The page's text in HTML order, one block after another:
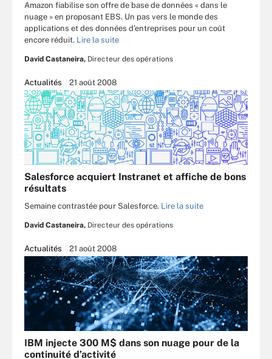
Amazon fiabilise son offre de base de données « dans le
nuage » en proposant EBS. Un pas vers le monde des
applications et des données d’entreprises pour un coût
encore réduit. Lire la suite
David Castaneira, Directeur des opérations
Actualités 21 août 2008
Salesforce acquiert Instranet et affiche de bons
résultats
Semaine contrastée pour Salesforce. Lire la suite
David Castaneira, Directeur des opérations
Actualités 21 août 2008
IBM injecte 300 M$ dans son nuage pour de la
continuité d’activité